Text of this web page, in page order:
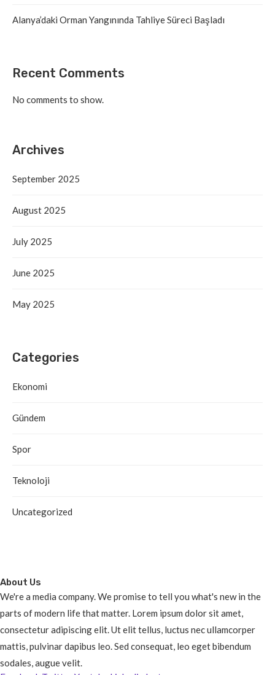
Alanya’daki Orman Yangınında Tahliye Süreci Başladı
Recent Comments
No comments to show.
Archives
September 2025
August 2025
July 2025
June 2025
May 2025
Categories
Ekonomi
Gündem
Spor
Teknoloji
Uncategorized
About Us
We're a media company. We promise to tell you what's new in the
parts of modern life that matter. Lorem ipsum dolor sit amet,
consectetur adipiscing elit. Ut elit tellus, luctus nec ullamcorper
mattis, pulvinar dapibus leo. Sed consequat, leo eget bibendum
sodales, augue velit.